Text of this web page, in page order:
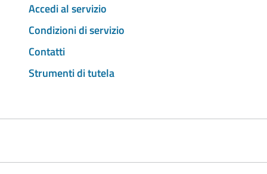
Accedi al servizio
Condizioni di servizio
Contatti
Strumenti di tutela